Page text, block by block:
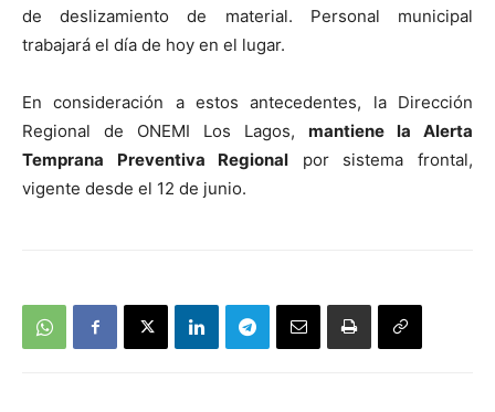
de deslizamiento de material. Personal municipal
trabajará el día de hoy en el lugar.
En consideración a estos antecedentes, la Dirección
Regional de ONEMI Los Lagos, mantiene la Alerta
Temprana Preventiva Regional por sistema frontal,
vigente desde el 12 de junio.